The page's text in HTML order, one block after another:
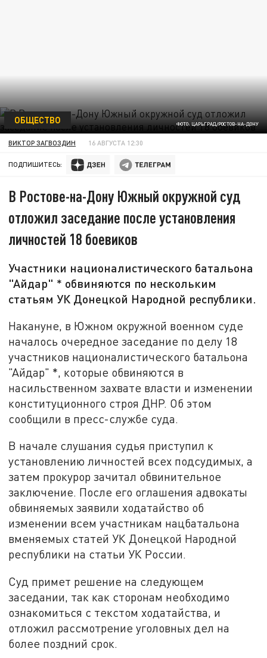
ФОТО: ЦАРЬГРАД/РОСТОВ-НА-ДОНУ
ОБЩЕСТВО
ВИКТОР ЗАГВОЗДИН 16 АВГУСТА 12:30
ПОДПИШИТЕСЬ:
В Ростове-на-Дону Южный окружной суд
отложил заседание после установления
личностей 18 боевиков
Участники националистического батальона
"Айдар" * обвиняются по нескольким
статьям УК Донецкой Народной республики.
Накануне, в Южном окружной военном суде
началось очередное заседание по делу 18
участников националистического батальона
"Айдар" *, которые обвиняются в
насильственном захвате власти и изменении
конституционного строя ДНР. Об этом
сообщили в пресс-службе суда.
В начале слушания судья приступил к
установлению личностей всех подсудимых, а
затем прокурор зачитал обвинительное
заключение. После его оглашения адвокаты
обвиняемых заявили ходатайство об
изменении всем участникам нацбатальона
вменяемых статей УК Донецкой Народной
республики на статьи УК России.
Суд примет решение на следующем
заседании, так как сторонам необходимо
ознакомиться с текстом ходатайства, и
отложил рассмотрение уголовных дел на
более поздний срок.